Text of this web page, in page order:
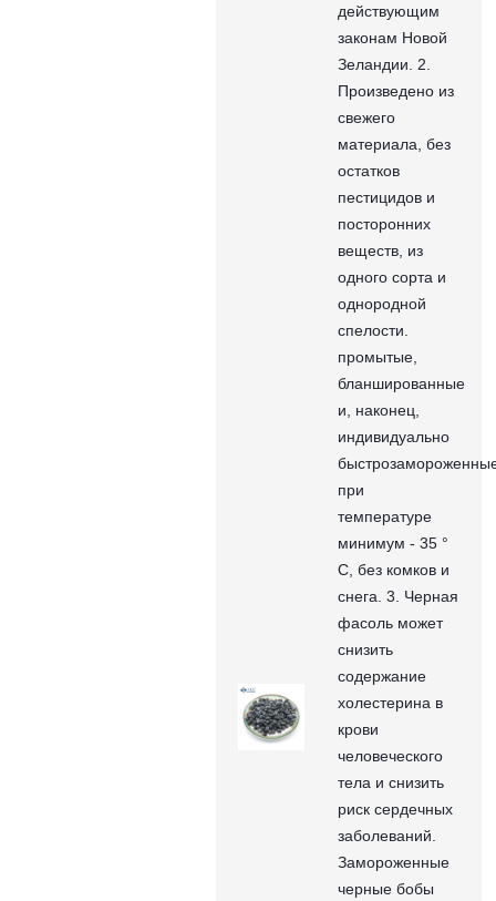
действующим
законам Новой
Зеландии. 2.
Произведено из
свежего
материала, без
остатков
пестицидов и
посторонних
веществ, из
одного сорта и
однородной
спелости.
промытые,
бланшированные
и, наконец,
индивидуально
при
температуре
минимум - 35 °
C, без комков и
снега. 3. Черная
фасоль может
снизить
содержание
холестерина в
крови
человеческого
тела и снизить
риск сердечных
заболеваний.
Замороженные
черные бобы